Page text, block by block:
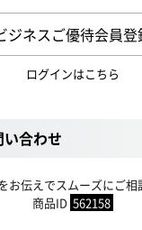
ジネスご優待会員登
ログインはこちら
合わせ
お伝えでスムーズにご相
商品ID 562158